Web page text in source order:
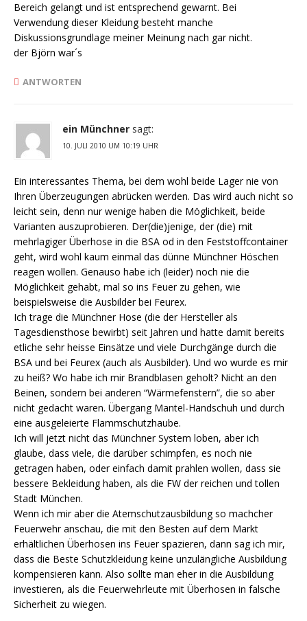
Bereich gelangt und ist entsprechend gewarnt. Bei
Verwendung dieser Kleidung besteht manche
Diskussionsgrundlage meiner Meinung nach gar nicht.
der Björn war´s
ANTWORTEN
ein Münchner sagt:
10. JULI 2010 UM 10:19 UHR
Ein interessantes Thema, bei dem wohl beide Lager nie von
Ihren Überzeugungen abrücken werden. Das wird auch nicht so
leicht sein, denn nur wenige haben die Möglichkeit, beide
Varianten auszuprobieren. Der(die)jenige, der (die) mit
mehrlagiger Überhose in die BSA od in den Feststoffcontainer
geht, wird wohl kaum einmal das dünne Münchner Höschen
reagen wollen. Genauso habe ich (leider) noch nie die
Möglichkeit gehabt, mal so ins Feuer zu gehen, wie
beispielsweise die Ausbilder bei Feurex.
Ich trage die Münchner Hose (die der Hersteller als
Tagesdiensthose bewirbt) seit Jahren und hatte damit bereits
etliche sehr heisse Einsätze und viele Durchgänge durch die
BSA und bei Feurex (auch als Ausbilder). Und wo wurde es mir
zu heiß? Wo habe ich mir Brandblasen geholt? Nicht an den
Beinen, sondern bei anderen “Wärmefenstern”, die so aber
nicht gedacht waren. Übergang Mantel-Handschuh und durch
eine ausgeleierte Flammschutzhaube.
Ich will jetzt nicht das Münchner System loben, aber ich
glaube, dass viele, die darüber schimpfen, es noch nie
getragen haben, oder einfach damit prahlen wollen, dass sie
bessere Bekleidung haben, als die FW der reichen und tollen
Stadt München.
Wenn ich mir aber die Atemschutzausbildung so machcher
Feuerwehr anschau, die mit den Besten auf dem Markt
erhältlichen Überhosen ins Feuer spazieren, dann sag ich mir,
dass die Beste Schutzkleidung keine unzulängliche Ausbildung
kompensieren kann. Also sollte man eher in die Ausbildung
investieren, als die Feuerwehrleute mit Überhosen in falsche
Sicherheit zu wiegen.